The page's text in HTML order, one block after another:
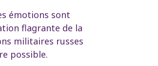
émotions sont
flagrante de la
militaires russes
possible.